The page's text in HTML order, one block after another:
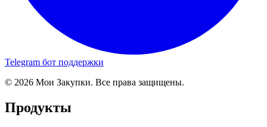
Telegram бот поддержки
© 2026 Мои Закупки. Все права защищены.
Продукты